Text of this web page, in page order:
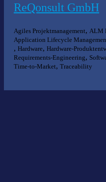
ReQonsult GmbH
Agiles Projektmanagement, ALM
Application Lifecycle
, Hardware, Hardware-
Requirements-Engineering,
Time-to-Market, Traceability